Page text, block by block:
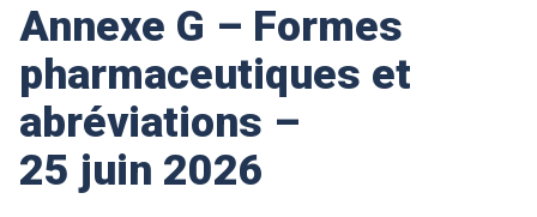
Annexe G – Formes
pharmaceutiques et
abréviations –
25 juin 2026